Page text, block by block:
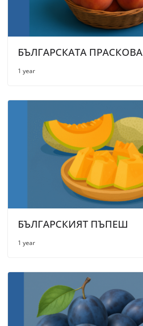
БЪЛГАРСКАТА ПРАСКОВА
1 year
БЪЛГАРСКИЯТ ПЪПЕШ
1 year